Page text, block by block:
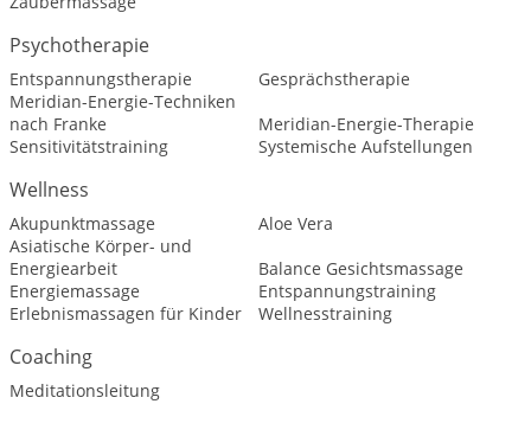
Psychotherapie
Entspannungstherapie
Gesprächstherapie
Meridian-Energie-Techniken
nach Franke
Meridian-Energie-Therapie
Sensitivitätstraining
Systemische Aufstellungen
Wellness
Akupunktmassage
Aloe Vera
Asiatische Körper- und
Energiearbeit
Balance Gesichtsmassage
Energiemassage
Entspannungstraining
Erlebnismassagen für Kinder
Wellnesstraining
Coaching
Meditationsleitung